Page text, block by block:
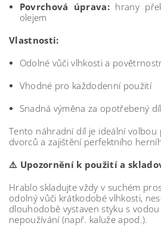
Povrchová úprava: hrany
olejem
Vlastnosti:
Odolné vůči vlhkosti a
Vhodné pro každodenní použití
Snadná výměna za opotřebený díl
Tento náhradní díl je ideální
dvorců a zajištění perfektního
⚠️ Upozornění k použití a
Hrablo skladujte vždy v suchém
odolný vůči krátkodobé vlhkosti,
dlouhodobě vystaven styku s
nepoužívání (např. kaluže apod.).